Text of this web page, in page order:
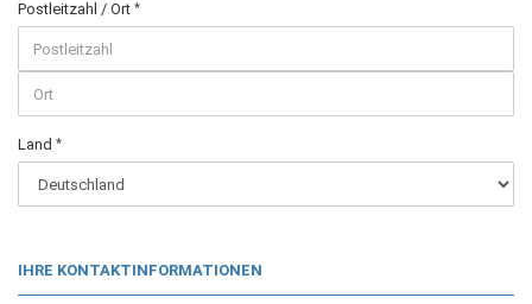
Postleitzahl / Ort
Land
IHRE KONTAKTINFORMATIONEN